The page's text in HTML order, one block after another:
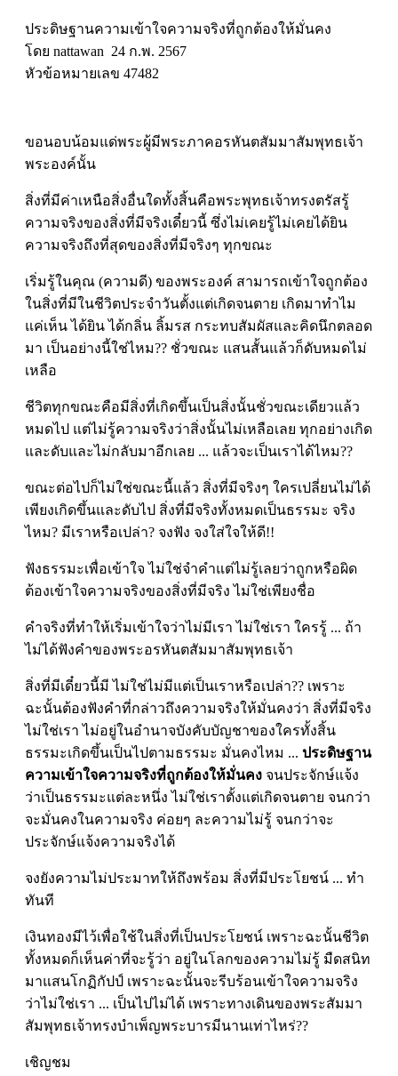
ประดิษฐานความเข้าใจความจริงที่ถูกต้องให้มั่นคง
โดย nattawan 24 ก.พ. 2567
หัวข้อหมายเลข 47482
ขอนอบน้อมแด่พระผู้มีพระภาคอรหันตสัมมาสัมพุทธเจ้า
พระองค์นั้น
สิ่งที่มีค่าเหนือสิ่งอื่นใดทั้งสิ้นคือพระพุทธเจ้าทรงตรัสรู้
ความจริงของสิ่งที่มีจริงเดี๋ยวนี้ ซึ่งไม่เคยรู้ไม่เคยได้ยิน
ความจริงถึงที่สุดของสิ่งที่มีจริงๆ ทุกขณะ
เริ่มรู้ในคุณ (ความดี) ของพระองค์ สามารถเข้าใจถูกต้อง
ในสิ่งที่มีในชีวิตประจำวันตั้งแต่เกิดจนตาย เกิดมาทำไม
แค่เห็น ได้ยิน ได้กลิ่น ลิ้มรส กระทบสัมผัสและคิดนึกตลอด
มา เป็นอย่างนี้ใช่ไหม?? ชั่วขณะ แสนสั้นแล้วก็ดับหมดไม่
เหลือ
ชีวิตทุกขณะคือมีสิ่งที่เกิดขึ้นเป็นสิ่งนั้นชั่วขณะเดียวแล้ว
หมดไป แต่ไม่รู้ความจริงว่าสิ่งนั้นไม่เหลือเลย ทุกอย่างเกิด
และดับและไม่กลับมาอีกเลย ... แล้วจะเป็นเราได้ไหม??
ขณะต่อไปก็ไม่ใช่ขณะนี้แล้ว สิ่งที่มีจริงๆ ใครเปลี่ยนไม่ได้
เพียงเกิดขึ้นและดับไป สิ่งที่มีจริงทั้งหมดเป็นธรรมะ จริง
ไหม? มีเราหรือเปล่า? จงฟัง จงใส่ใจให้ดี!!
ฟังธรรมะเพื่อเข้าใจ ไม่ใช่จำคำแต่ไม่รู้เลยว่าถูกหรือผิด
ต้องเข้าใจความจริงของสิ่งที่มีจริง ไม่ใช่เพียงชื่อ
คำจริงที่ทำให้เริ่มเข้าใจว่าไม่มีเรา ไม่ใช่เรา ใครรู้ ... ถ้า
ไม่ได้ฟังคำของพระอรหันตสัมมาสัมพุทธเจ้า
สิ่งที่มีเดี๋ยวนี้มี ไม่ใช่ไม่มีแต่เป็นเราหรือเปล่า?? เพราะ
ฉะนั้นต้องฟังคำที่กล่าวถึงความจริงให้มั่นคงว่า สิ่งที่มีจริง
ไม่ใช่เรา ไม่อยู่ในอำนาจบังคับบัญชาของใครทั้งสิ้น
ธรรมะเกิดขึ้นเป็นไปตามธรรมะ มั่นคงไหม ... ประดิษฐาน
ความเข้าใจความจริงที่ถูกต้องให้มั่นคง จนประจักษ์แจ้ง
ว่าเป็นธรรมะแต่ละหนึ่ง ไม่ใช่เราตั้งแต่เกิดจนตาย จนกว่า
จะมั่นคงในความจริง ค่อยๆ ละความไม่รู้ จนกว่าจะ
ประจักษ์แจ้งความจริงได้
จงยังความไม่ประมาทให้ถึงพร้อม สิ่งที่มีประโยชน์ ... ทำ
ทันที
เงินทองมีไว้เพื่อใช้ในสิ่งที่เป็นประโยชน์ เพราะฉะนั้นชีวิต
ทั้งหมดก็เห็นค่าที่จะรู้ว่า อยู่ในโลกของความไม่รู้ มืดสนิท
มาแสนโกฏิกัปป์ เพราะฉะนั้นจะรีบร้อนเข้าใจความจริง
ว่าไม่ใช่เรา ... เป็นไปไม่ได้ เพราะทางเดินของพระสัมมา
สัมพุทธเจ้าทรงบำเพ็ญพระบารมีนานเท่าไหร่??
เชิญชม